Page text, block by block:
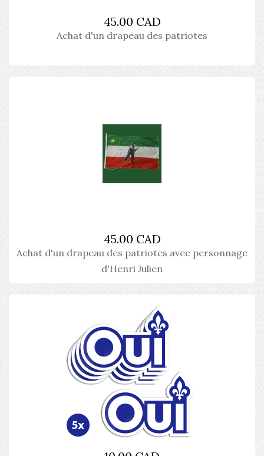
45.00 CAD
Achat d'un drapeau des patriotes
45.00 CAD
Achat d'un drapeau des patriotes avec personnage
d'Henri Julien